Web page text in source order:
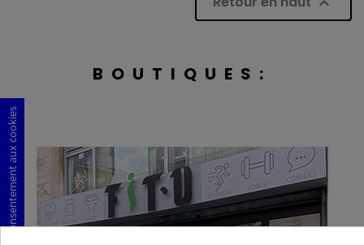
BOUTIQUES:
Consentement aux cookies